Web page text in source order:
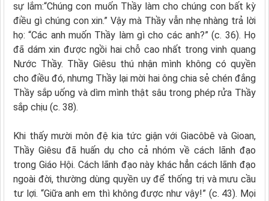
sự lắm:“Chúng con muốn Thầy làm cho chúng con bất kỳ
điều gì chúng con xin.” Vậy mà Thầy vẫn nhẹ nhàng trả lời
họ: “Các anh muốn Thầy làm gì cho các anh?” (c. 36). Họ
đã dám xin được ngồi hai chỗ cao nhất trong vinh quang
Nước Thầy. Thầy Giêsu thú nhận mình không có quyền
cho điều đó, nhưng Thầy lại mời hai ông chia sẻ chén đắng
Thầy sắp uống và dìm mình thật sâu trong phép rửa Thầy
sắp chịu (c. 38).
Khi thấy mười môn đệ kia tức giận với Giacôbê và Gioan,
Thầy Giêsu đã huấn dụ cho cả nhóm về cách lãnh đạo
trong Giáo Hội. Cách lãnh đạo này khác hẳn cách lãnh đạo
ngoài đời, thường dùng quyền uy để thống trị và mưu cầu
tư lợi. “Giữa anh em thì không được như vậy!” (c. 43). Mọi